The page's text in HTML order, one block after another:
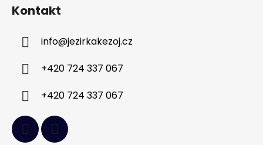
Kontakt
info@jezirkakezoj.cz
+420 724 337 067
+420 724 337 067